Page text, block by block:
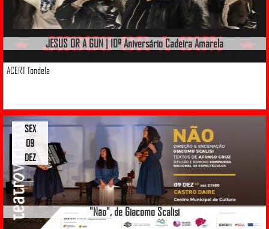
JESUS OR A GUN | 10º Aniversário Cadeira Amarela
ACERT Tondela
"Não", de Giacomo Scalisi
SEX
09
DEZ